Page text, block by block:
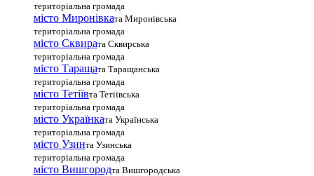
територіальна громада
місто Миронівката Миронівська
територіальна громада
місто Сквирата Сквирська
територіальна громада
місто Таращата Таращанська
територіальна громада
місто Тетіївта Тетіївська
територіальна громада
місто Українката Українська
територіальна громада
місто Узинта Узинська
територіальна громада
місто Вишгородта Вишгородська